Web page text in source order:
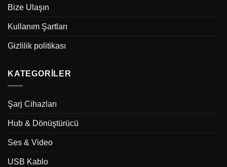
Bize Ulaşın
Kullanım Şartları
Gizlilik politikası
KATEGORILER
Şarj Cihazları
Hub & Dönüştürücü
Ses & Video
USB Kablo